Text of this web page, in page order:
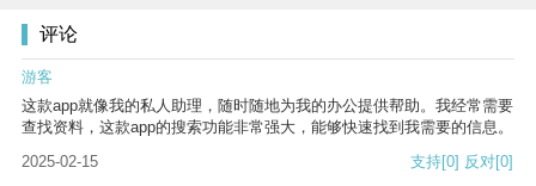
评论
游客
这款app就像我的私人助理，随时随地为我的办公提供帮助。我经常需要
查找资料，这款app的搜索功能非常强大，能够快速找到我需要的信息。
2025-02-15
支持[0] 反对[0]